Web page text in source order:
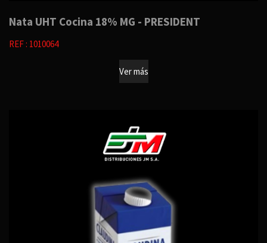
Nata UHT Cocina 18% MG - PRESIDENT
REF : 1010064
Ver más